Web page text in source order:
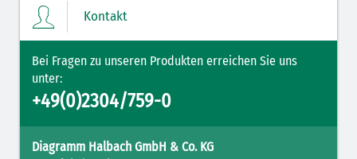
Kontakt
Bei Fragen zu unseren Produkten erreichen Sie uns
unter:
+49(0)2304/759-0
Diagramm Halbach GmbH & Co. KG